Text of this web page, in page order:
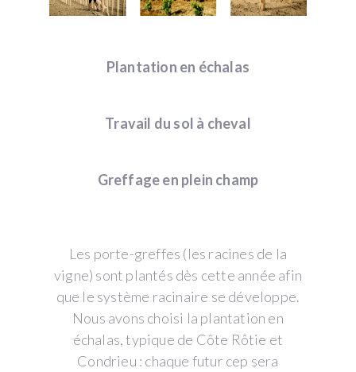
Plantation en échalas
Travail du sol à cheval
Greffage en plein champ
Les porte-greffes (les racines de la
vigne) sont plantés dès cette année afin
que le système racinaire se développe.
Nous avons choisi la plantation en
échalas, typique de Côte Rôtie et
Condrieu : chaque futur cep sera